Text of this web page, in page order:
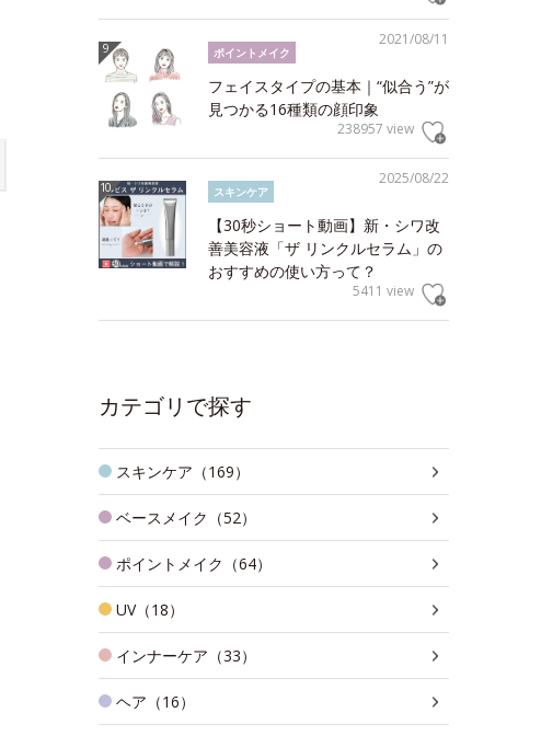
2021/08/11
ポイントメイク
フェイスタイプの基本｜“似合う”が
見つかる16種類の顔印象
238957 view
2025/08/22
スキンケア
【30秒ショート動画】新・シワ改
善美容液「ザ リンクルセラム」の
おすすめの使い方って？
5411 view
カテゴリで探す
スキンケア（169）
ベースメイク（52）
ポイントメイク（64）
UV（18）
インナーケア（33）
ヘア（16）